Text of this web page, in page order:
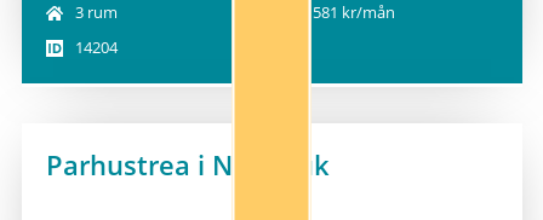
3 rum
6 581 kr/mån
14204
Parhustrea i Näs bruk